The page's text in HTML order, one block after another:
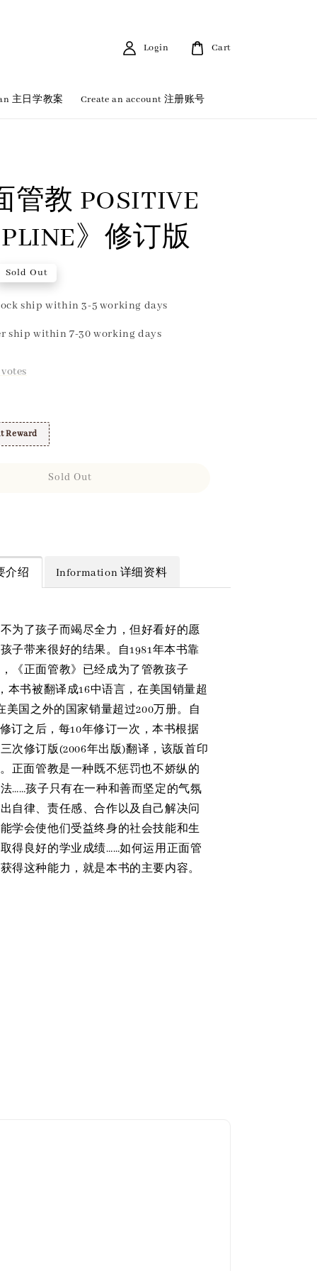
主日学教案 Create an account 注册账号
Login Cart
管教 POSITIVE
》修订版
Sold Out
ship within 3-5 working days
ship within 7-30 working days
Reward
Sold Out
介绍 Information 详细资料
为了孩子而竭尽全力，但好看好的愿
子带来很好的结果。自1981年本书靠
《正面管教》已经成为了管教孩子
本书被翻译成16中语言，在美国销量超
美国之外的国家销量超过200万册。自
订之后，每10年修订一次，本书根据
次修订版(2006年出版)翻译，该版首印
正面管教是一种既不惩罚也不娇纵的
……孩子只有在一种和善而坚定的气氛
自律、责任感、合作以及自己解决问
学会使他们受益终身的社会技能和生
得良好的学业成绩……如何运用正面管
得这种能力，就是本书的主要内容。